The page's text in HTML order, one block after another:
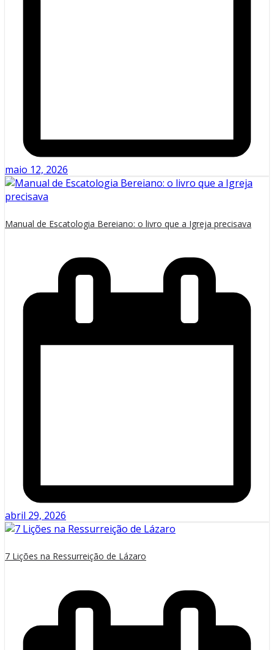
maio 12, 2026
Manual de Escatologia Bereiano: o livro que a Igreja precisava
abril 29, 2026
7 Lições na Ressurreição de Lázaro